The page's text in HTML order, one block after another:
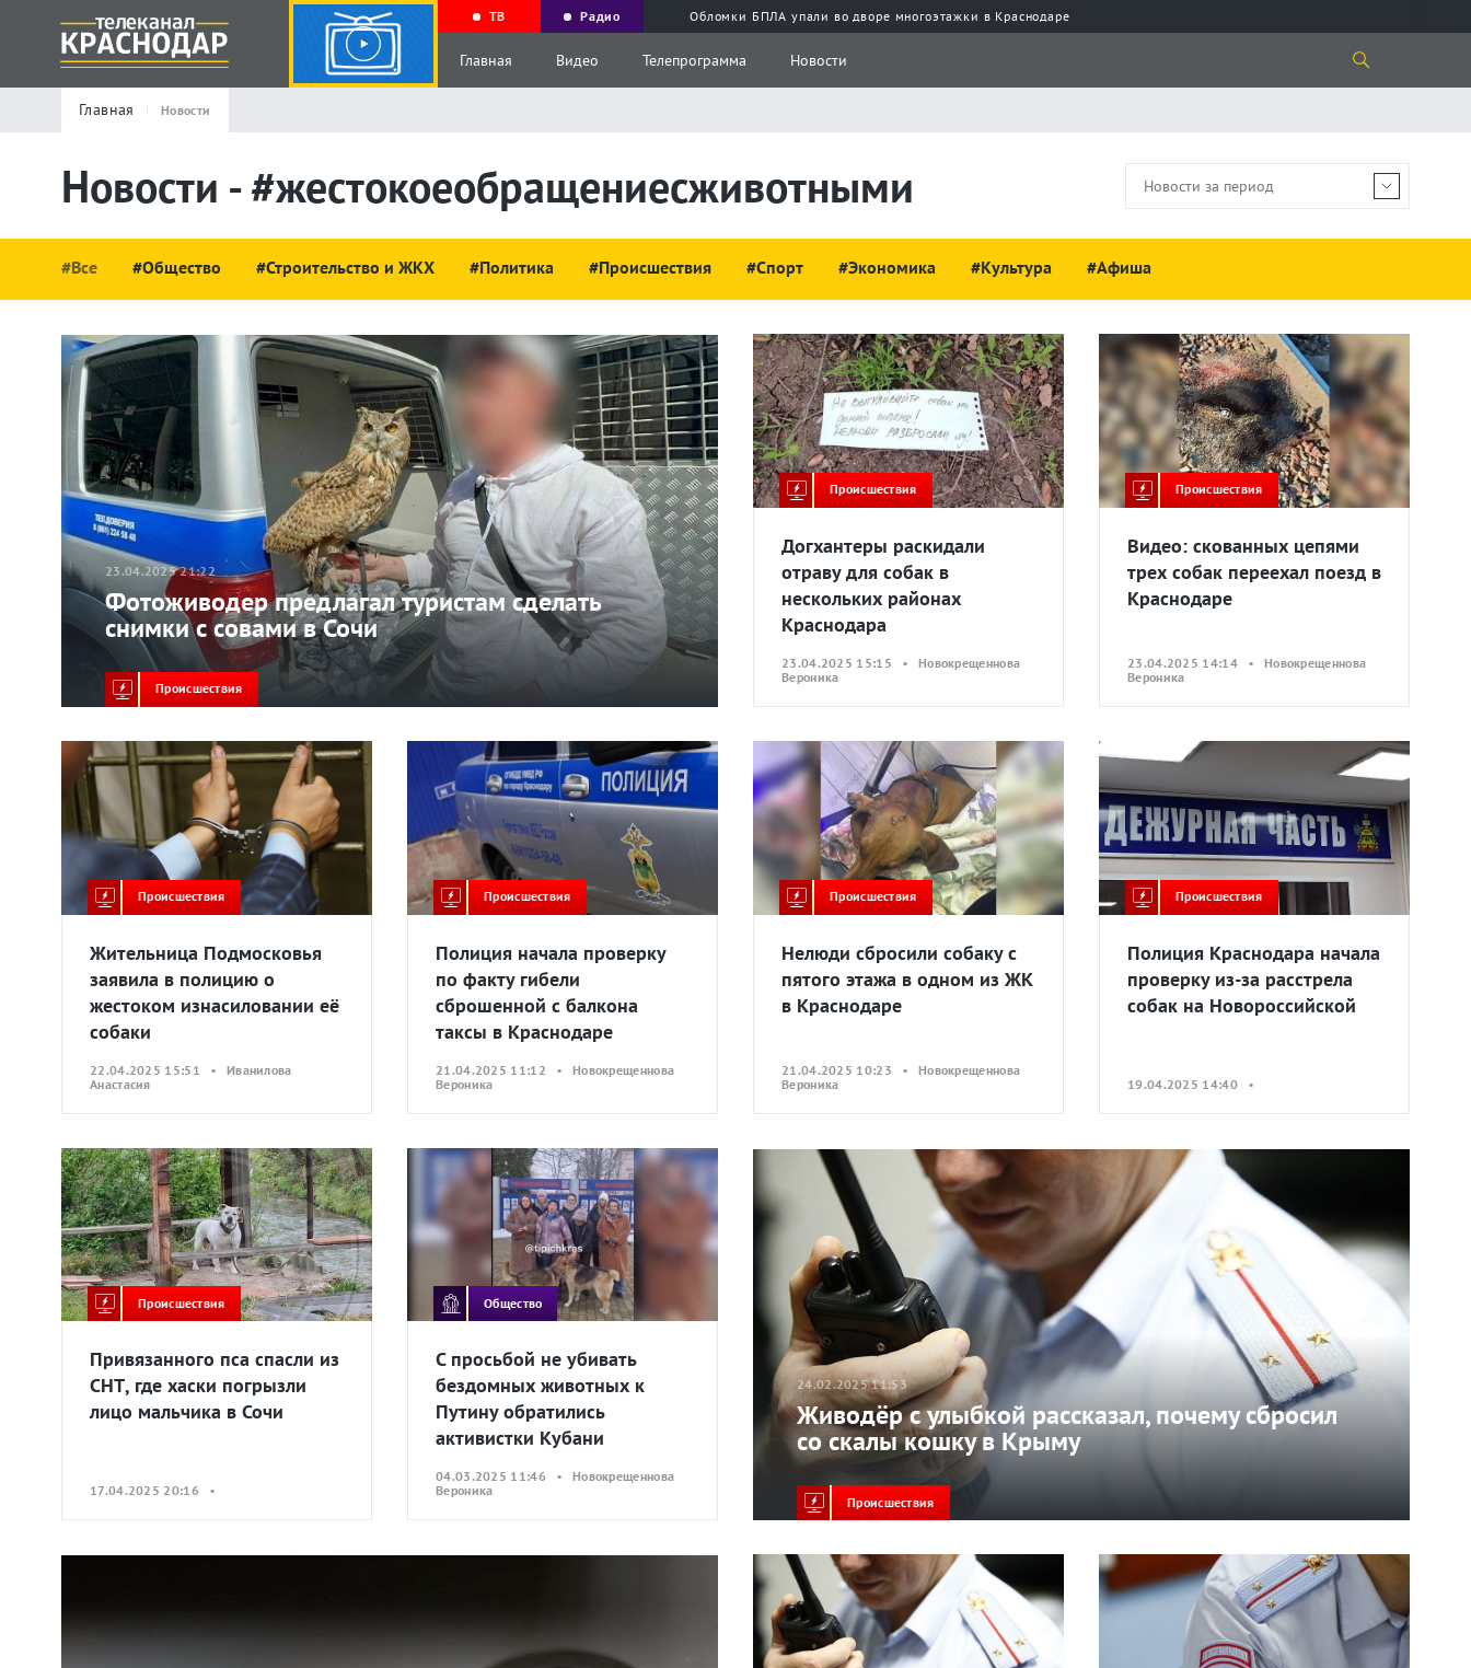
ТВ Радио Обломки БПЛА упали во дворе многоэтажки в Краснодаре
Главная Видео Телепрограмма Новости
Главная Новости
Новости - #жестокоеобращениесживотными
#Все #Общество #Строительство и ЖКХ #Политика #Происшествия #Спорт #Экономика #Культура #Афиша
23.04.2025 21:22
Фотоживодер предлагал туристам сделать
снимки с совами в Сочи
Происшествия
Происшествия
Догхантеры раскидали
отраву для собак в
нескольких районах
Краснодара
23.04.2025 15:15 • Новокрещеннова
Вероника
Происшествия
Видео: скованных цепями
трех собак переехал поезд в
Краснодаре
23.04.2025 14:14 • Новокрещеннова
Вероника
Происшествия
Жительница Подмосковья
заявила в полицию о
жестоком изнасиловании её
собаки
22.04.2025 15:51 • Иванилова
Анастасия
Происшествия
Полиция начала проверку
по факту гибели
сброшенной с балкона
таксы в Краснодаре
21.04.2025 11:12 • Новокрещеннова
Вероника
Происшествия
Нелюди сбросили собаку с
пятого этажа в одном из ЖК
в Краснодаре
21.04.2025 10:23 • Новокрещеннова
Вероника
Происшествия
Полиция Краснодара начала
проверку из-за расстрела
собак на Новороссийской
19.04.2025 14:40 •
Происшествия
Привязанного пса спасли из
СНТ, где хаски погрызли
лицо мальчика в Сочи
17.04.2025 20:16 •
Общество
С просьбой не убивать
бездомных животных к
Путину обратились
активистки Кубани
04.03.2025 11:46 • Новокрещеннова
Вероника
24.02.2025 11:53
Живодёр с улыбкой рассказал, почему сбросил
со скалы кошку в Крыму
Происшествия